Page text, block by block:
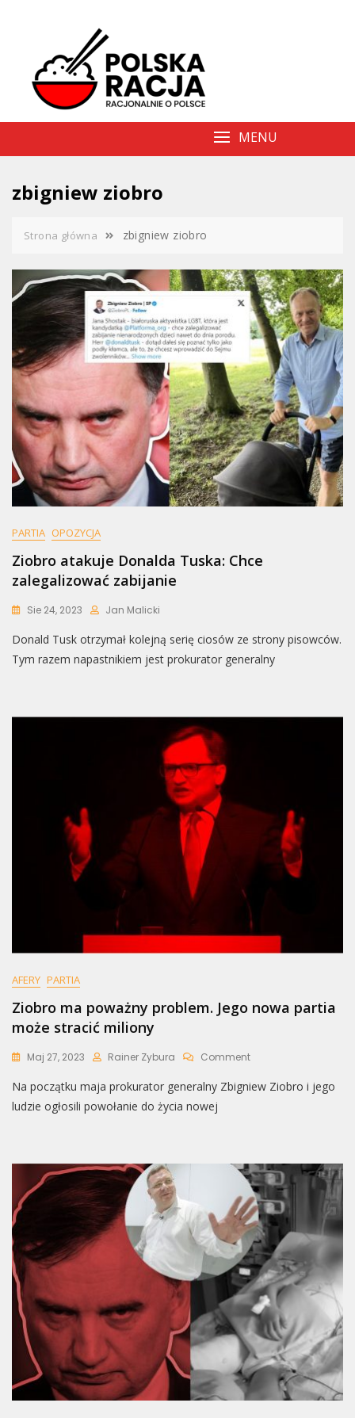
MENU
zbigniew ziobro
Strona główna zbigniew ziobro
PARTIA OPOZYCJA
Ziobro atakuje Donalda Tuska: Chce
zalegalizować zabijanie
Sie 24, 2023 Jan Malicki
Donald Tusk otrzymał kolejną serię ciosów ze strony pisowców.
Tym razem napastnikiem jest prokurator generalny
AFERY PARTIA
Ziobro ma poważny problem. Jego nowa partia
może stracić miliony
Maj 27, 2023 Rainer Zybura CommentOn
Ma
Partia
Może
Stracić
Miliony
Na początku maja prokurator generalny Zbigniew Ziobro i jego
ludzie ogłosili powołanie do życia nowej